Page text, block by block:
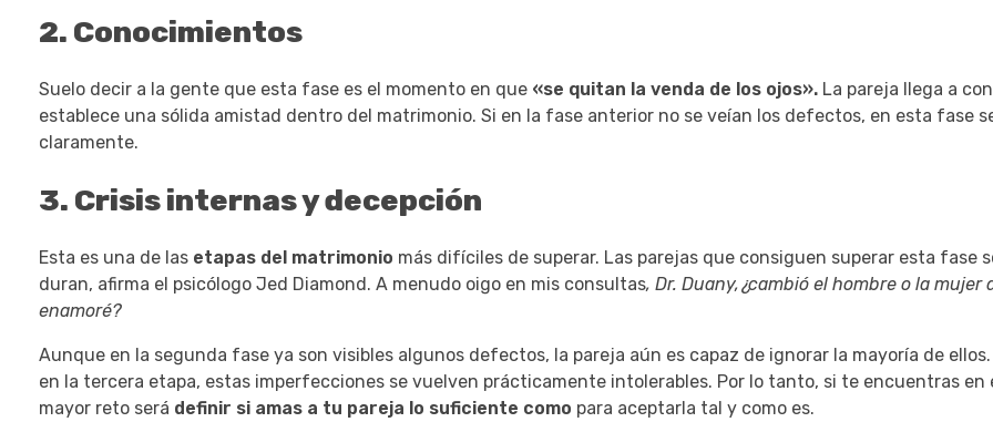
2. Conocimientos
Suelo decir a la gente que esta fase es el momento en que «se quitan la venda de los ojos». La pareja llega a
establece una sólida amistad dentro del matrimonio. Si en la fase anterior no se veían los defectos, en esta fase
claramente.
3. Crisis internas y decepción
Esta es una de las etapas del matrimonio más difíciles de superar. Las parejas que consiguen superar esta fase
duran, afirma el psicólogo Jed Diamond. A menudo oigo en mis consultas, Dr. Duany,¿cambió el hombre o la mujer
enamoré?
Aunque en la segunda fase ya son visibles algunos defectos, la pareja aún es capaz de ignorar la mayoría de
en la tercera etapa, estas imperfecciones se vuelven prácticamente intolerables. Por lo tanto, si te encuentras en
mayor reto será definir si amas a tu pareja lo suficiente como para aceptarla tal y como es.